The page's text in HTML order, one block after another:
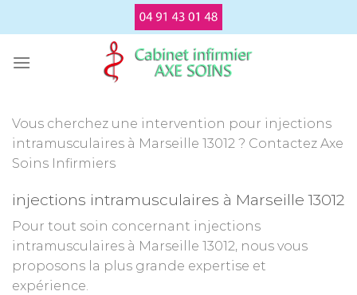
Vous cherchez une intervention pour injections
intramusculaires à Marseille 13012 ? Contactez Axe
Soins Infirmiers
injections intramusculaires à Marseille 13012
Pour tout soin concernant injections
intramusculaires à Marseille 13012, nous vous
proposons la plus grande expertise et
expérience.